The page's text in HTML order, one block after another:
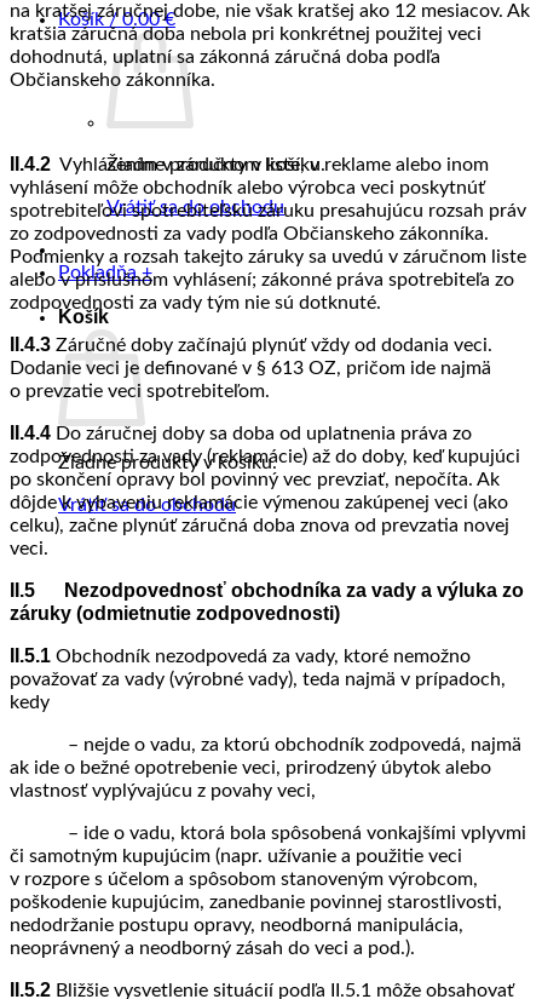
Košík /0.00€
Žiadne produkty v košíku.
Vrátiť sa do obchodu
Pokladňa +
Košík
Žiadne produkty v košíku.
Vrátiť sa do obchodu
na kratšej záručnej dobe, nie však kratšej ako 12 mesiacov. Ak
kratšia záručná doba nebola pri konkrétnej použitej veci
dohodnutá, uplatní sa zákonná záručná doba podľa
Občianskeho zákonníka.
II.4.2 Vyhlásením v záručnom liste, v reklame alebo inom
vyhlásení môže obchodník alebo výrobca veci poskytnúť
spotrebiteľovi spotrebiteľskú záruku presahujúcu rozsah práv
zo zodpovednosti za vady podľa Občianskeho zákonníka.
Podmienky a rozsah takejto záruky sa uvedú v záručnom liste
alebo v príslušnom vyhlásení; zákonné práva spotrebiteľa zo
zodpovednosti za vady tým nie sú dotknuté.
II.4.3 Záručné doby začínajú plynúť vždy od dodania veci.
Dodanie veci je definované v § 613 OZ, pričom ide najmä
o prevzatie veci spotrebiteľom.
II.4.4 Do záručnej doby sa doba od uplatnenia práva zo
zodpovednosti za vady (reklamácie) až do doby, keď kupujúci
po skončení opravy bol povinný vec prevziať, nepočíta. Ak
dôjde k vybaveniu reklamácie výmenou zakúpenej veci (ako
celku), začne plynúť záručná doba znova od prevzatia novej
veci.
II.5 Nezodpovednosť obchodníka za vady a výluka zo
záruky (odmietnutie zodpovednosti)
II.5.1 Obchodník nezodpovedá za vady, ktoré nemožno
považovať za vady (výrobné vady), teda najmä v prípadoch,
kedy
– nejde o vadu, za ktorú obchodník zodpovedá, najmä
ak ide o bežné opotrebenie veci, prirodzený úbytok alebo
vlastnosť vyplývajúcu z povahy veci,
– ide o vadu, ktorá bola spôsobená vonkajšími vplyvmi
či samotným kupujúcim (napr. užívanie a použitie veci
v rozpore s účelom a spôsobom stanoveným výrobcom,
poškodenie kupujúcim, zanedbanie povinnej starostlivosti,
nedodržanie postupu opravy, neodborná manipulácia,
neoprávnený a neodborný zásah do veci a pod.).
II.5.2 Bližšie vysvetlenie situácií podľa II.5.1 môže obsahovať